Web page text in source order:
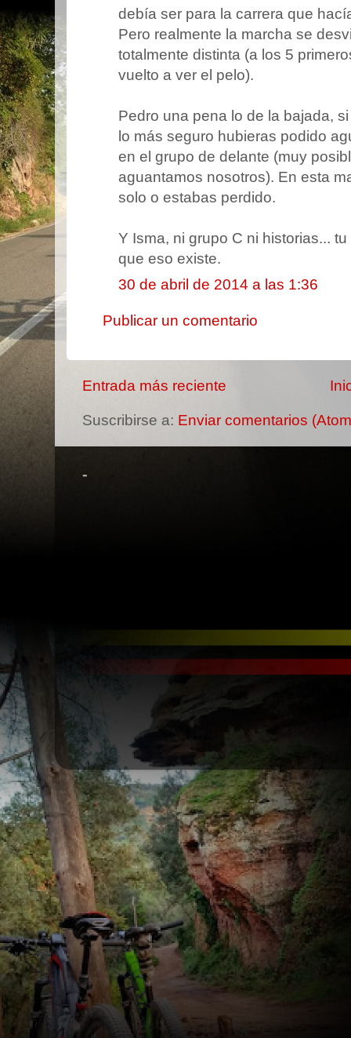
debía ser para la carrera que
Pero realmente la marcha se
totalmente distinta (a los 5
vuelto a ver el pelo).
Pedro una pena lo de la bajada,
lo más seguro hubieras podido
en el grupo de delante (muy
aguantamos nosotros). En esta
solo o estabas perdido.
Y Isma, ni grupo C ni historias...
que eso existe.
30 de abril de 2014 a las 1:36
Publicar un comentario
Entrada más reciente
Suscribirse a: Enviar comentarios
-